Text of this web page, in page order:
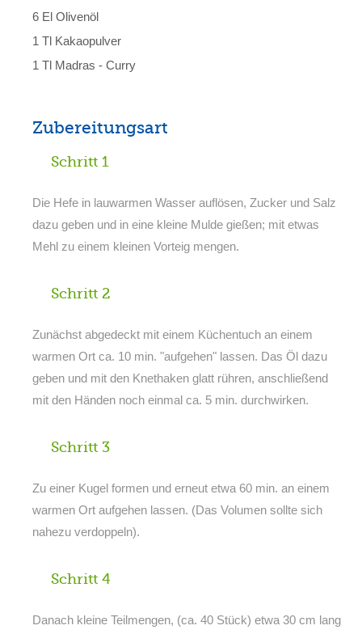
6 El Olivenöl
1 Tl Kakaopulver
1 Tl Madras - Curry
Zubereitungsart
Schritt 1
Die Hefe in lauwarmen Wasser auflösen, Zucker und Salz
dazu geben und in eine kleine Mulde gießen; mit etwas
Mehl zu einem kleinen Vorteig mengen.
Schritt 2
Zunächst abgedeckt mit einem Küchentuch an einem
warmen Ort ca. 10 min. "aufgehen" lassen. Das Öl dazu
geben und mit den Knethaken glatt rühren, anschließend
mit den Händen noch einmal ca. 5 min. durchwirken.
Schritt 3
Zu einer Kugel formen und erneut etwa 60 min. an einem
warmen Ort aufgehen lassen. (Das Volumen sollte sich
nahezu verdoppeln).
Schritt 4
Danach kleine Teilmengen, (ca. 40 Stück) etwa 30 cm lang